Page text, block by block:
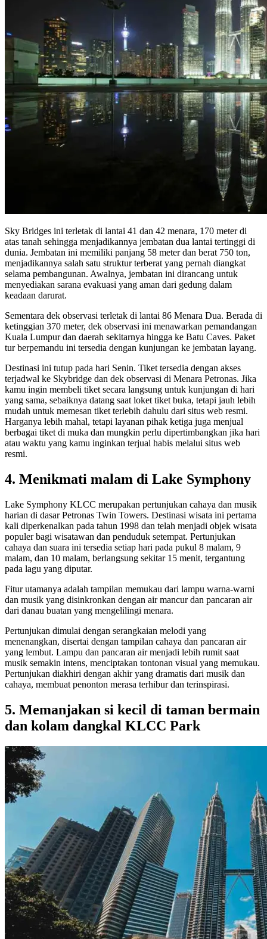
Sky Bridges ini terletak di lantai 41 dan 42 menara, 170 meter di
atas tanah sehingga menjadikannya jembatan dua lantai tertinggi di
dunia. Jembatan ini memiliki panjang 58 meter dan berat 750 ton,
menjadikannya salah satu struktur terberat yang pernah diangkat
selama pembangunan. Awalnya, jembatan ini dirancang untuk
menyediakan sarana evakuasi yang aman dari gedung dalam
keadaan darurat.
Sementara dek observasi terletak di lantai 86 Menara Dua. Berada di
ketinggian 370 meter, dek observasi ini menawarkan pemandangan
Kuala Lumpur dan daerah sekitarnya hingga ke Batu Caves. Paket
tur berpemandu ini tersedia dengan kunjungan ke jembatan layang.
Destinasi ini tutup pada hari Senin. Tiket tersedia dengan akses
terjadwal ke Skybridge dan dek observasi di Menara Petronas. Jika
kamu ingin membeli tiket secara langsung untuk kunjungan di hari
yang sama, sebaiknya datang saat loket tiket buka, tetapi jauh lebih
mudah untuk memesan tiket terlebih dahulu dari situs web resmi.
Harganya lebih mahal, tetapi layanan pihak ketiga juga menjual
berbagai tiket di muka dan mungkin perlu dipertimbangkan jika hari
atau waktu yang kamu inginkan terjual habis melalui situs web
resmi.
4. Menikmati malam di Lake Symphony
Lake Symphony KLCC merupakan pertunjukan cahaya dan musik
harian di dasar Petronas Twin Towers. Destinasi wisata ini pertama
kali diperkenalkan pada tahun 1998 dan telah menjadi objek wisata
populer bagi wisatawan dan penduduk setempat. Pertunjukan
cahaya dan suara ini tersedia setiap hari pada pukul 8 malam, 9
malam, dan 10 malam, berlangsung sekitar 15 menit, tergantung
pada lagu yang diputar.
Fitur utamanya adalah tampilan memukau dari lampu warna-warni
dan musik yang disinkronkan dengan air mancur dan pancaran air
dari danau buatan yang mengelilingi menara.
Pertunjukan dimulai dengan serangkaian melodi yang
menenangkan, disertai dengan tampilan cahaya dan pancaran air
yang lembut. Lampu dan pancaran air menjadi lebih rumit saat
musik semakin intens, menciptakan tontonan visual yang memukau.
Pertunjukan diakhiri dengan akhir yang dramatis dari musik dan
cahaya, membuat penonton merasa terhibur dan terinspirasi.
5. Memanjakan si kecil di taman bermain
dan kolam dangkal KLCC Park